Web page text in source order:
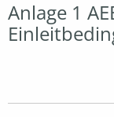
Anlage 1